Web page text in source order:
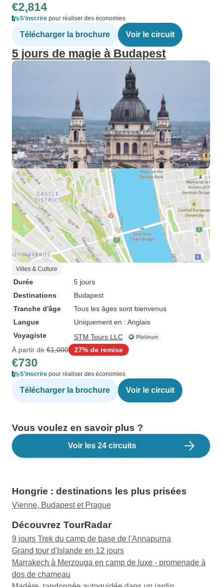
€2,814
S'inscrire pour réaliser des économies
Télécharger la brochure Voir le circuit
5 jours de magie à Budapest
Villes & Culture
Durée
5 jours
Destinations
Budapest
Tranche d'âge
Tous les âges sont bienvenus
Langue
Uniquement en : Anglais
Voyagiste
STM Tours LLC
À partir de €1,000 27% de remise
€730
S'inscrire pour réaliser des économies
Télécharger la brochure Voir le circuit
Vous voulez en savoir plus ?
Voir les 24 circuits
Hongrie : destinations les plus prisées
Vienne, Budapest et Prague
Découvrez TourRadar
9 jours Trek du camp de base de l'Annapurna
Grand tour d'Islande en 12 jours
Marrakech à Merzouga en camp de luxe - promenade à
dos de chameau